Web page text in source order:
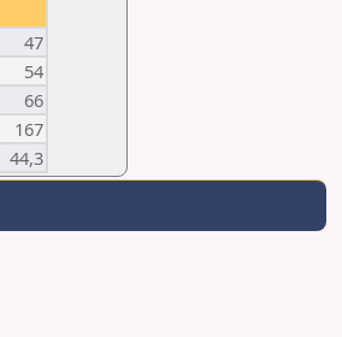
47
54
66
167
44,3